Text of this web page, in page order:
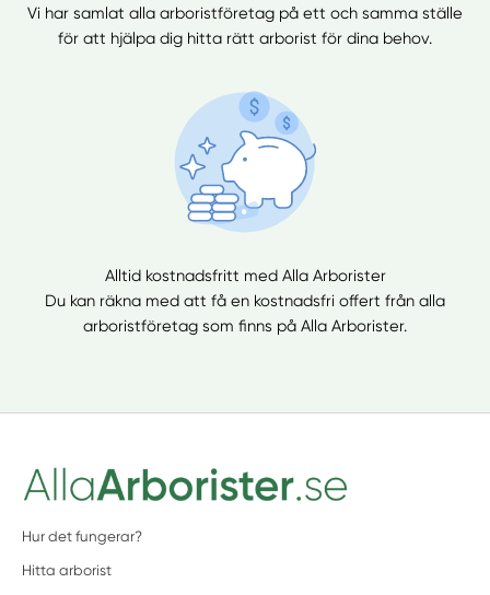
Vi har samlat alla arboristföretag på ett och samma ställe
för att hjälpa dig hitta rätt arborist för dina behov.
Alltid kostnadsfritt med Alla Arborister
Du kan räkna med att få en kostnadsfri offert från alla
arboristföretag som finns på Alla Arborister.
Hur det fungerar?
Hitta arborist